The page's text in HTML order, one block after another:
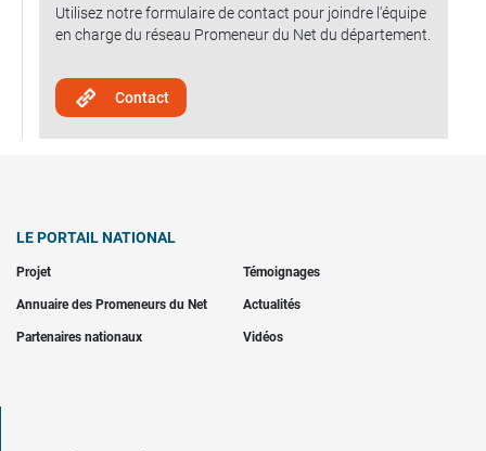
Utilisez notre formulaire de contact pour joindre l'équipe
en charge du réseau Promeneur du Net du département.
Contact
LE PORTAIL NATIONAL
Projet Témoignages
Annuaire des Promeneurs du Net Actualités
Partenaires nationaux Vidéos